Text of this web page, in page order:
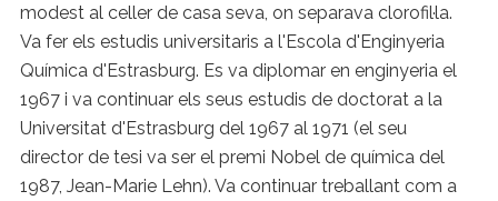
modest al celler de casa seva, on separava clorofil·la.
Va fer els estudis universitaris a l'Escola d'Enginyeria
Química d'Estrasburg. Es va diplomar en enginyeria el
1967 i va continuar els seus estudis de doctorat a la
Universitat d'Estrasburg del 1967 al 1971 (el seu
director de tesi va ser el premi Nobel de química del
1987, Jean-Marie Lehn). Va continuar treballant com a